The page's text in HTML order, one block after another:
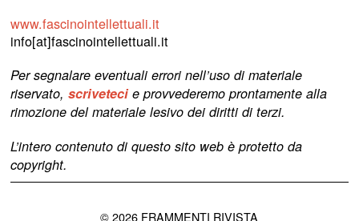
www.fascinointellettuali.it
info[at]fascinointellettuali.it
Per segnalare eventuali errori nell’uso di materiale
riservato,scriveteci e provvederemo prontamente alla
rimozione del materiale lesivo dei diritti di terzi.
L’intero contenuto di questo sito web è protetto da
copyright.
©2026 FRAMMENTI RIVISTA